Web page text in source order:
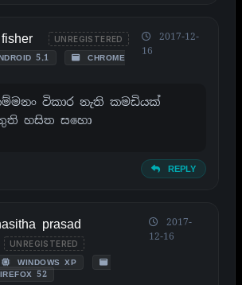
UNREGISTERED
5.1
CHROME
2017-12-
16
විකාර නැති කමඩියක්
හසිත සහො
REPLY
prasad
UNREGISTERED
WINDOWS XP
52
2017-
12-16